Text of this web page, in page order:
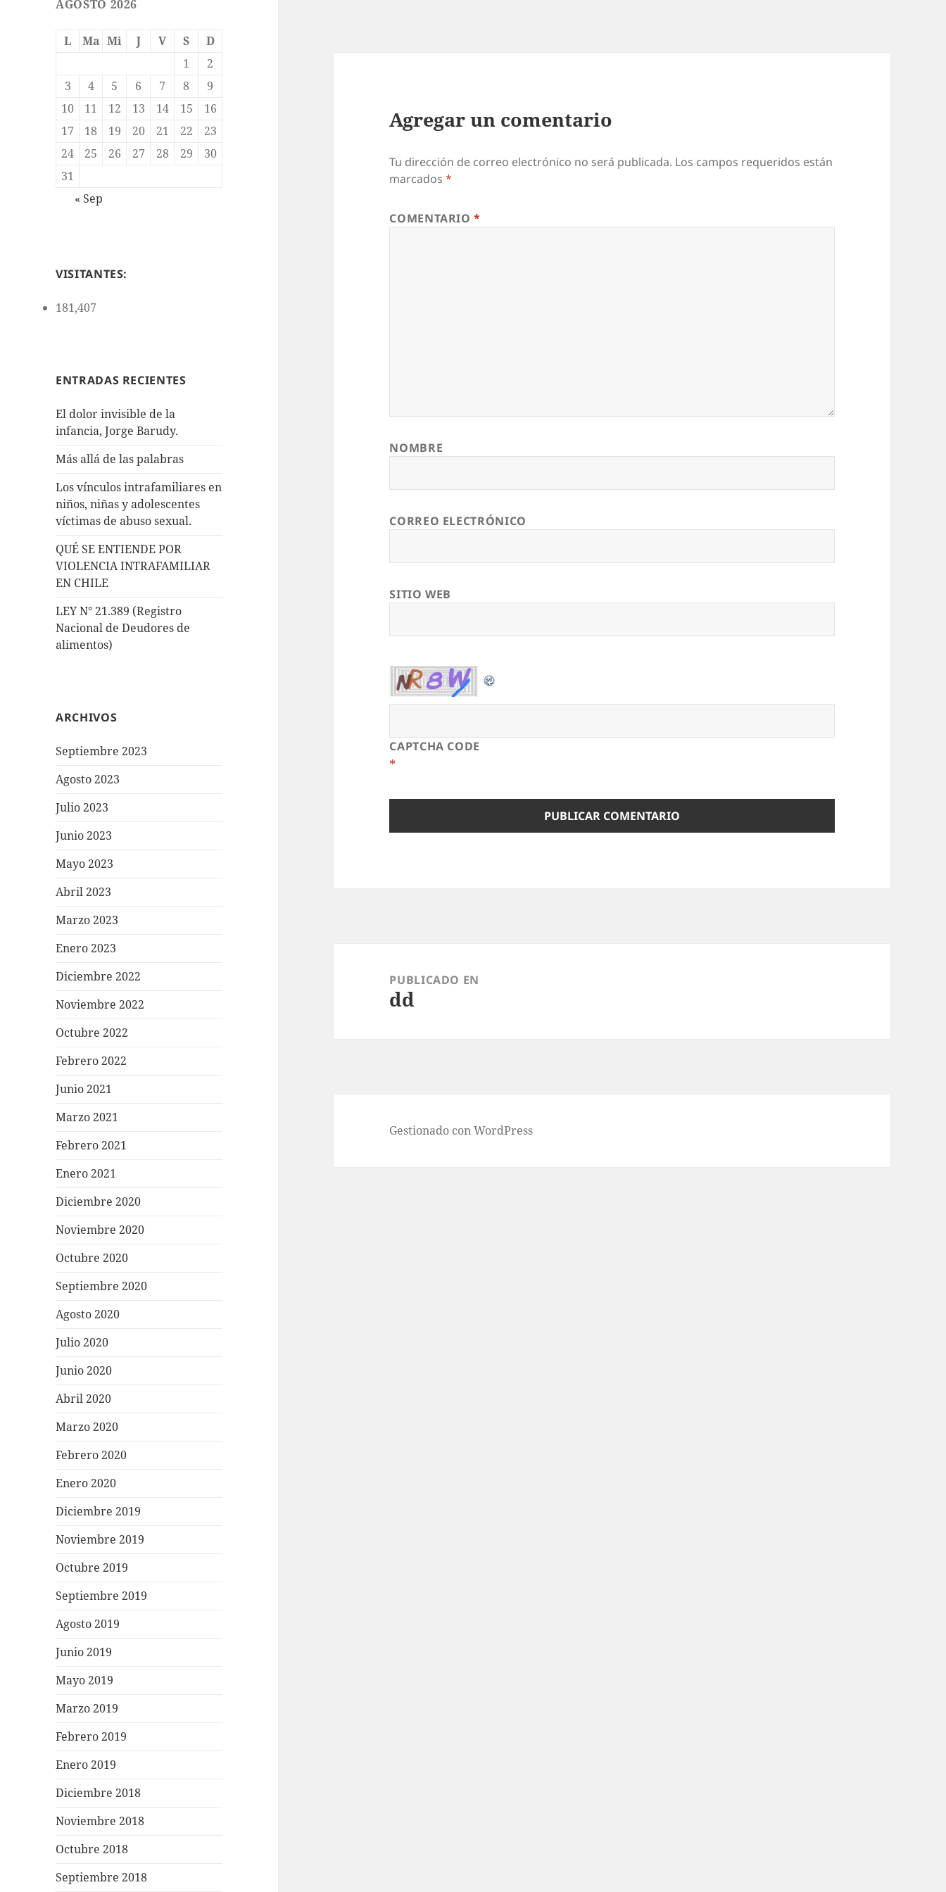
AGOSTO 2026
L Ma Mi J V S
D
1
2
3
4 5 6 7 8
9
10
11 12 13 14 15
16
17
18 19 20 21 22
23
24
25 26 27 28 29
30
31
« Sep
VISITANTES:
181,407
ENTRADAS RECIENTES
El dolor invisible de la
infancia, Jorge Barudy.
Más allá de las palabras
Los vínculos intrafamiliares en
niños, niñas y adolescentes
víctimas de abuso sexual.
QUÉ SE ENTIENDE POR
VIOLENCIA INTRAFAMILIAR
EN CHILE
LEY N° 21.389 (Registro
Nacional de Deudores de
alimentos)
ARCHIVOS
Septiembre 2023
Agosto 2023
Julio 2023
Junio 2023
Mayo 2023
Abril 2023
Marzo 2023
Enero 2023
Diciembre 2022
Noviembre 2022
Octubre 2022
Febrero 2022
Junio 2021
Marzo 2021
Febrero 2021
Enero 2021
Diciembre 2020
Noviembre 2020
Octubre 2020
Septiembre 2020
Agosto 2020
Julio 2020
Junio 2020
Abril 2020
Marzo 2020
Febrero 2020
Enero 2020
Diciembre 2019
Noviembre 2019
Octubre 2019
Septiembre 2019
Agosto 2019
Junio 2019
Mayo 2019
Marzo 2019
Febrero 2019
Enero 2019
Diciembre 2018
Noviembre 2018
Octubre 2018
Septiembre 2018
Agregar un comentario
Tu dirección de correo electrónico no será publicada. Los campos requeridos están
marcados*
COMENTARIO*
NOMBRE
CORREO ELECTRÓNICO
SITIO WEB
CAPTCHA CODE
*
entradas
PUBLICADO EN
dd
Gestionado con WordPress